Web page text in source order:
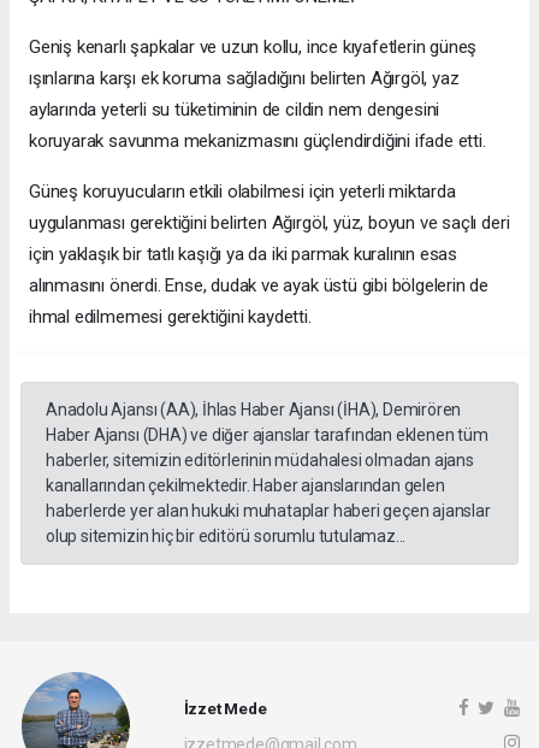
Geniş kenarlı şapkalar ve uzun kollu, ince kıyafetlerin güneş
ışınlarına karşı ek koruma sağladığını belirten Ağırgöl, yaz
aylarında yeterli su tüketiminin de cildin nem dengesini
koruyarak savunma mekanizmasını güçlendirdiğini ifade etti.
Güneş koruyucuların etkili olabilmesi için yeterli miktarda
uygulanması gerektiğini belirten Ağırgöl, yüz, boyun ve saçlı deri
için yaklaşık bir tatlı kaşığı ya da iki parmak kuralının esas
alınmasını önerdi. Ense, dudak ve ayak üstü gibi bölgelerin de
ihmal edilmemesi gerektiğini kaydetti.
Anadolu Ajansı (AA), İhlas Haber Ajansı (İHA), Demirören
Haber Ajansı (DHA) ve diğer ajanslar tarafından eklenen tüm
haberler, sitemizin editörlerinin müdahalesi olmadan ajans
kanallarından çekilmektedir. Haber ajanslarından gelen
haberlerde yer alan hukuki muhataplar haberi geçen ajanslar
olup sitemizin hiç bir editörü sorumlu tutulamaz...
İzzet Mede